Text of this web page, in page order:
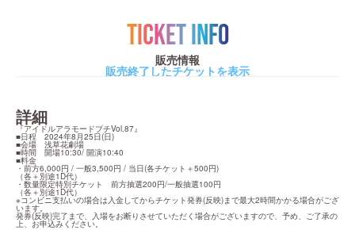
TICKET INFO
販売情報
販売終了したチケットを表示
詳細
『アイドルアラモードプチVol.87』
■日程　2024年8月25日(日)
■会場　浅草花劇場
■時間　開場10:30/ 開演10:40
■料金
・前方6,000円 / 一般3,500円 / 当日(各チケット＋500円)
（各＋別途1D代）
・数量限定特別チケット　前方抽選200円/一般抽選100円
（各＋別途1D代）
※コンビニ支払いの場合は入金してからチケット発券(反映)まで最大2時間かかる場合がござ
います。
発券(反映)完了まで、入場をお断りさせていただく場合がございますので、予め、ご了承の
上、お申込みください。